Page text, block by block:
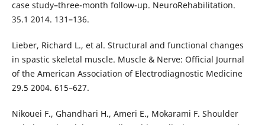
case study–three-month follow-up. NeuroRehabilitation.
35.1 2014. 131–136.
Lieber, Richard L., et al. Structural and functional changes
in spastic skeletal muscle. Muscle & Nerve: Official Journal
of the American Association of Electrodiagnostic Medicine
29.5 2004. 615–627.
Nikouei F., Ghandhari H., Ameri E., Mokarami F. Shoulder